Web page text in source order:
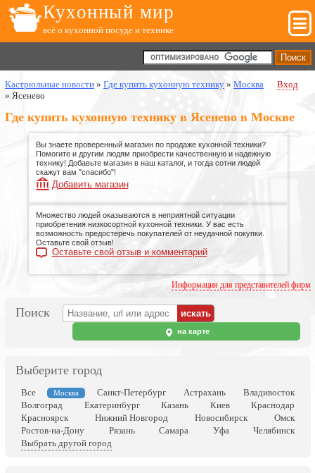
Кухонный мир
всё о кухонной посуде и технике
Кастрюльные новости » Где купить кухонную технику » Москва
» Ясенево
Вход
Где купить кухонную технику в Ясенево в Москве
Вы знаете проверенный магазин по продаже кухонной техники?
Помогите и другим людям приобрести качественную и надежную
технику! Добавьте магазин в наш каталог, и тогда сотни людей
скажут вам "спасибо"!
Добавить магазин
Множество людей оказываются в неприятной ситуации
приобретения низкосортной кухонной техники. У вас есть
возможность предостеречь покупателей от неудачной покупки.
Оставьте свой отзыв!
Оставьте свой отзыв и комментарий
Информация для представителей фирм
Поиск
на карте
Выберите город
Все Москва Санкт-Петербург Астрахань
Владивосток
Волгоград
Екатеринбург Казань Киев
Краснодар
Красноярск
Нижний Новгород Новосибирск
Омск
Ростов-на-Дону
Рязань Самара Уфа
Челябинск
Выбрать другой город